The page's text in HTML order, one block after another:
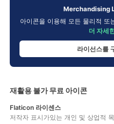
Merchandising
아이콘을 이용해 모든 물리적 또
더 자세
라이선스를
재활용 불가 무료 아이콘
Flaticon 라이센스
저작자 표시가있는 개인 및 상업적